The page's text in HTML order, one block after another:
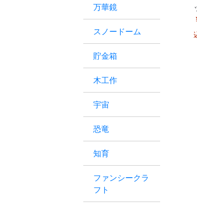
万華鏡
スノードーム
貯金箱
木工作
宇宙
恐竜
知育
ファンシークラ
フト